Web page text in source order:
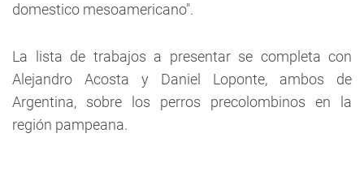
domestico mesoamericano".
La lista de trabajos a presentar se completa con
Alejandro Acosta y Daniel Loponte, ambos de
Argentina, sobre los perros precolombinos en la
región pampeana.